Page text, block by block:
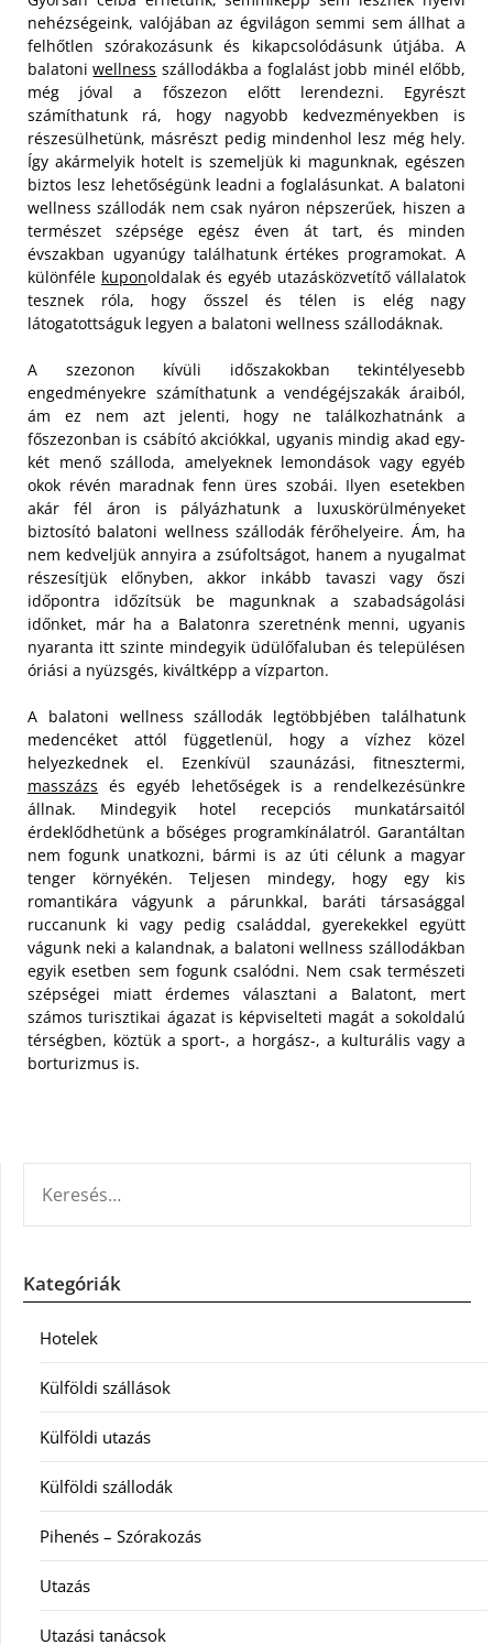
nehézségeink, valójában az égvilágon semmi sem állhat a
felhőtlen szórakozásunk és kikapcsolódásunk útjába. A
balatoniwellness szállodákba a foglalást jobb minél előbb,
még jóval a főszezon előtt lerendezni. Egyrészt
számíthatunk rá, hogy nagyobb kedvezményekben is
részesülhetünk, másrészt pedig mindenhol lesz még hely.
Így akármelyik hotelt is szemeljük ki magunknak, egészen
biztos lesz lehetőségünk leadni a foglalásunkat. A balatoni
wellness szállodák nem csak nyáron népszerűek, hiszen a
természet szépsége egész éven át tart, és minden
évszakban ugyanúgy találhatunk értékes programokat. A
különféle kuponoldalak és egyéb utazásközvetítő vállalatok
tesznek róla, hogy ősszel és télen is elég nagy
látogatottságuk legyen a balatoni wellness szállodáknak.
A szezonon kívüli időszakokban tekintélyesebb
engedményekre számíthatunk a vendégéjszakák áraiból,
ám ez nem azt jelenti, hogy ne találkozhatnánk a
főszezonban is csábító akciókkal, ugyanis mindig akad egy-
két menő szálloda, amelyeknek lemondások vagy egyéb
okok révén maradnak fenn üres szobái. Ilyen esetekben
akár fél áron is pályázhatunk a luxuskörülményeket
biztosító balatoni wellness szállodák férőhelyeire. Ám, ha
nem kedveljük annyira a zsúfoltságot, hanem a nyugalmat
részesítjük előnyben, akkor inkább tavaszi vagy őszi
időpontra időzítsük be magunknak a szabadságolási
időnket, már ha a Balatonra szeretnénk menni, ugyanis
nyaranta itt szinte mindegyik üdülőfaluban és településen
óriási a nyüzsgés, kiváltképp a vízparton.
A balatoni wellness szállodák legtöbbjében találhatunk
medencéket attól függetlenül, hogy a vízhez közel
helyezkednek el. Ezenkívül szaunázási, fitnesztermi,
masszázs és egyéb lehetőségek is a rendelkezésünkre
állnak. Mindegyik hotel recepciós munkatársaitól
érdeklődhetünk a bőséges programkínálatról. Garantáltan
nem fogunk unatkozni, bármi is az úti célunk a magyar
tenger környékén. Teljesen mindegy, hogy egy kis
romantikára vágyunk a párunkkal, baráti társasággal
ruccanunk ki vagy pedig családdal, gyerekekkel együtt
vágunk neki a kalandnak, a balatoni wellness szállodákban
egyik esetben sem fogunk csalódni. Nem csak természeti
szépségei miatt érdemes választani a Balatont, mert
számos turisztikai ágazat is képviselteti magát a sokoldalú
térségben, köztük a sport-, a horgász-, a kulturális vagy a
borturizmus is.
Kategóriák
Hotelek
Külföldi szállások
Külföldi utazás
Külföldi szállodák
Pihenés – Szórakozás
Utazás
Utazási tanácsok